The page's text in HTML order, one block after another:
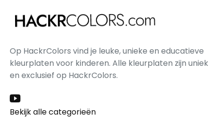
Op HackrColors vind je leuke, unieke en educatieve
kleurplaten voor kinderen. Alle kleurplaten zijn uniek
en exclusief op HackrColors.
Bekijk alle categorieën